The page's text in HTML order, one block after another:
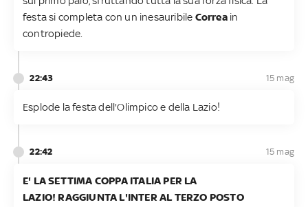
festa si completa con un inesauribile Correain
contropiede.
22:43 15 mag
Esplode la festa dell'Olimpico e della Lazio!
22:42 15 mag
E' LA SETTIMA COPPA ITALIA PER LA
LAZIO! RAGGIUNTA L'INTER AL TERZO POSTO